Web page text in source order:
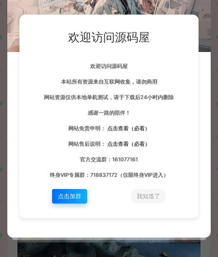
欢迎访问源码屋
欢迎访问源码屋
本站所有资源来自互联网收集，请勿商用
网站资源仅供本地单机测试，请于下载后24小时内删除
感谢一路的陪伴！
网站免责申明： 点击查看（必看）
网站售后说明： 点击查看（必看）
官方交流群：161077161
终身VIP专属群：718837172（仅限终身VIP进入）
点击加群 我知道了